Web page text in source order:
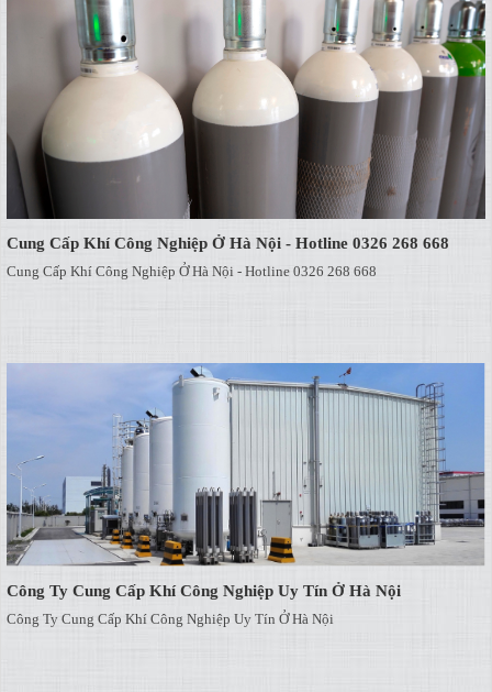
Cung Cấp Khí Công Nghiệp Ở Hà Nội - Hotline 0326 268 668
Cung Cấp Khí Công Nghiệp Ở Hà Nội - Hotline 0326 268 668
Công Ty Cung Cấp Khí Công Nghiệp Uy Tín Ở Hà Nội
Công Ty Cung Cấp Khí Công Nghiệp Uy Tín Ở Hà Nội